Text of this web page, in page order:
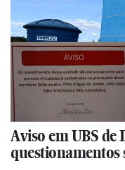
Aviso em UBS de
questionamentos